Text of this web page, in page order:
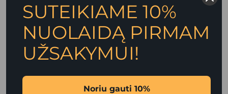
SUTEIKIAME 10%
NUOLAIDĄ PIRMAM
UŽSAKYMUI!
Noriu gauti 10%